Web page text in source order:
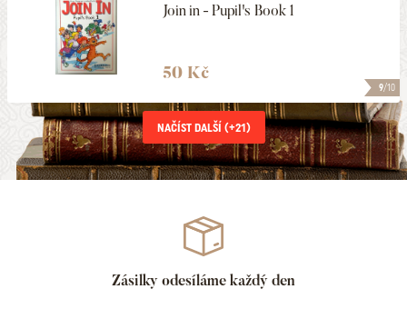
9/10
Join in - Pupil's Book 1
50 Kč
NAČÍST DALŠÍ (+21)
Zásilky odesíláme každý den